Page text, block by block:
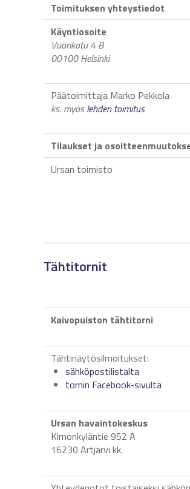
Toimituksen yhteystiedot
Käyntiosoite
Vuorikatu 4 B
00100 Helsinki
Päätoimittaja Marko Pekkola
ks. myöslehden toimitus
Tilaukset ja
Ursan toimisto
Tähtitornit
Kaivopuiston tähtitorni
Tähtinäytösilmoitukset:
sähköpostilistalta
tornin Facebook-sivulta
Ursan havaintokeskus
Kimonkyläntie 952 A
16230 Artjärvi kk.